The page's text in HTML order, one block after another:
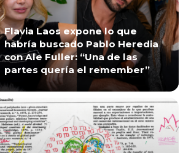
Flavia Laos expone lo que
habría buscado Pablo Heredia
con Ale Fuller: “Una de las
partes quería el remember”